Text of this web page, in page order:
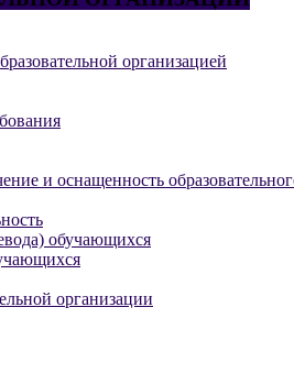
организацией
и оснащенность
обучающихся
организации